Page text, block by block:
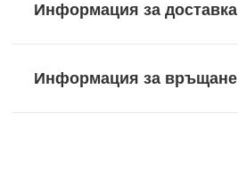
Информация за доставка
Информация за връщане